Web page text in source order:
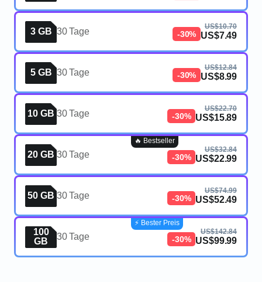
3 GB 30 Tage -30%
US$10.70
US$7.49
5 GB 30 Tage -30%
US$12.84
US$8.99
10 GB 30 Tage -30%
US$22.70
US$15.89
20 GB 30 Tage -30%
US$32.84
US$22.99
🔥 Bestseller
50 GB 30 Tage -30%
US$74.99
US$52.49
100
GB
30 Tage -30%
US$142.84
US$99.99
⚡️ Bester Preis